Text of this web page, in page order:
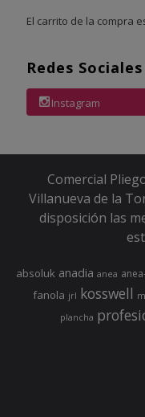
El carrito de la compra
Redes Sociales
Instagram
Comercial
Villanueva de la
disposición las
absoluk anadia anea
fanola jrl kosswell
plancha